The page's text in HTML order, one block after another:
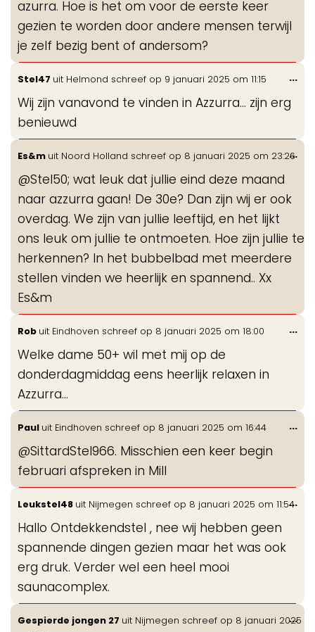
azurra. Hoe is het om voor de eerste keer
gezien te worden door andere mensen terwijl
je zelf bezig bent of andersom?
Stel47 uit Helmond schreef op 9 januari 2025 om 11:15
Wij zijn vanavond te vinden in Azzurra... zijn erg
benieuwd
...
Es&m uit Noord Holland schreef op 8 januari 2025 om 23:26
@Stel50; wat leuk dat jullie eind deze maand
naar azzurra gaan! De 30e? Dan zijn wij er ook
overdag. We zijn van jullie leeftijd, en het lijkt
ons leuk om jullie te ontmoeten. Hoe zijn jullie te
herkennen? In het bubbelbad met meerdere
stellen vinden we heerlijk en spannend.. Xx
Es&m
...
Rob uit Eindhoven schreef op 8 januari 2025 om 18:00
Welke dame 50+ wil met mij op de
donderdagmiddag eens heerlijk relaxen in
Azzurra...
...
Paul uit Eindhoven schreef op 8 januari 2025 om 16:44
@SittardStel966. Misschien een keer begin
februari afspreken in Mill
...
Leukstel48 uit Nijmegen schreef op 8 januari 2025 om 11:54
Hallo Ontdekkendstel , nee wij hebben geen
spannende dingen gezien maar het was ook
erg druk. Verder wel een heel mooi
saunacomplex.
...
Gespierde jongen 27 uit Nijmegen schreef op 8 januari 2025
...